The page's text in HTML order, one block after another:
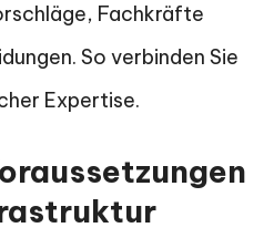
Fachkräfte
So verbinden Sie
Expertise.